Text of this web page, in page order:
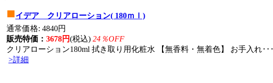
■イデア クリアローション( 180ｍｌ)
通常価格: 4840円
販売特価： 3678円(税込) 24％OFF
クリアローション180ml 拭き取り用化粧水 【無香料・無着色】 お手入れ･･･
>詳細